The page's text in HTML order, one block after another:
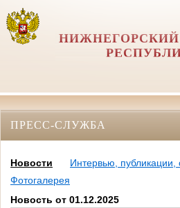
ПРЕСС-СЛУЖБА
Новости
Интервью,
Фотогалерея
Новость от 01.12.2025